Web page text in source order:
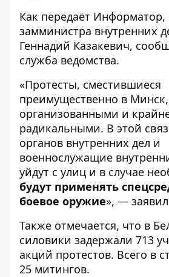
Как передаёт Информатор,
замминистра внутренних
Геннадий Казакевич,
служба ведомства.
«Протесты, сместившиеся
преимущественно в Минск,
организованными и
радикальными. В этой
органов внутренних дел и
военнослужащие
уйдут с улиц и в случае
будут применять
боевое оружие», —
Также отмечается, что в
силовики задержали 713
акций протестов. Всего в
25 митингов.